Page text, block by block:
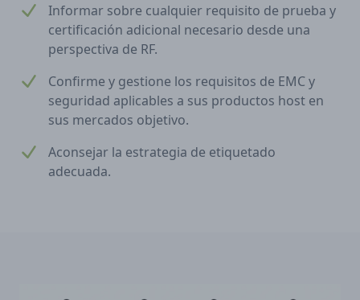
Informar sobre cualquier requisito de prueba y
certificación adicional necesario desde una
perspectiva de RF.
Confirme y gestione los requisitos de EMC y
seguridad aplicables a sus productos host en
sus mercados objetivo.
Aconsejar la estrategia de etiquetado
adecuada.